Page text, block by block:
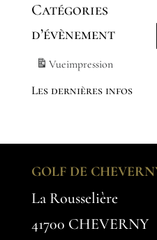
Catégories
d’évènement
Vueimpression
Les dernières infos
GOLF DE
La Rousselière
41700 CHEVERNY